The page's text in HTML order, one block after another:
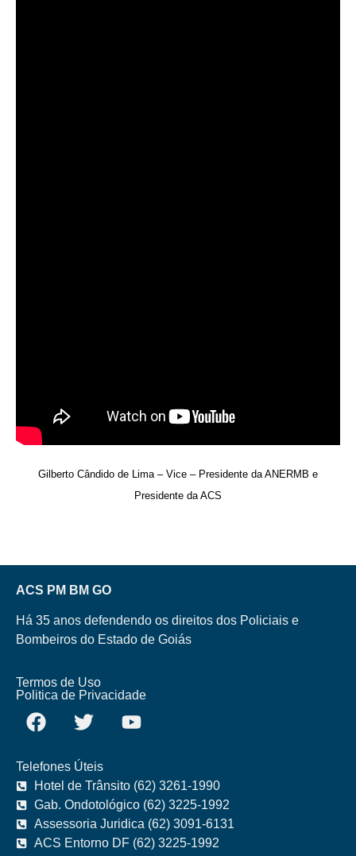
Gilberto Cândido de Lima – Vice – Presidente da ANERMB e
Presidente da ACS
ACS PM BM GO
Há 35 anos defendendo os direitos dos Policiais e
Bombeiros do Estado de Goiás
Termos de Uso
Politica de Privacidade
Telefones Úteis
Hotel de Trânsito (62) 3261-1990
Gab. Ondotológico (62) 3225-1992
Assessoria Juridica (62) 3091-6131
ACS Entorno DF (62) 3225-1992